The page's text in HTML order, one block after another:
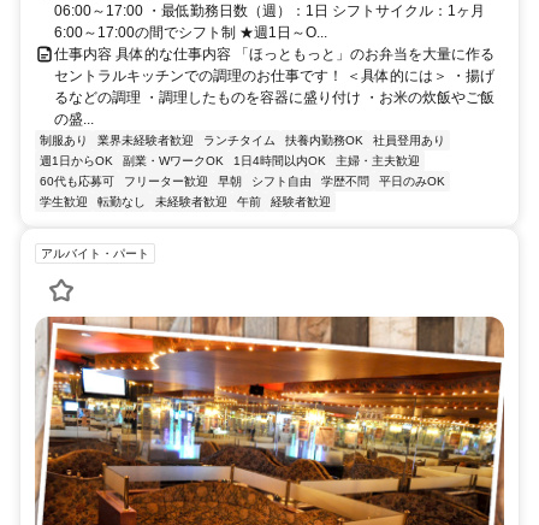
06:00～17:00 ・最低勤務日数（週）：1日 シフトサイクル：1ヶ月
6:00～17:00の間でシフト制 ★週1日～O...
仕事内容 具体的な仕事内容 「ほっともっと」のお弁当を大量に作る
セントラルキッチンでの調理のお仕事です！ ＜具体的には＞ ・揚げ
るなどの調理 ・調理したものを容器に盛り付け ・お米の炊飯やご飯
の盛...
制服あり 業界未経験者歓迎 ランチタイム 扶養内勤務OK
社員登用あり
週1日からOK
副業・WワークOK 1日4時間以内OK
主婦・主夫歓迎
60代も応募可
フリーター歓迎 早朝 シフト自由 学歴不問
平日のみOK
学生歓迎
転勤なし 未経験者歓迎 午前 経験者歓迎
アルバイト・パート